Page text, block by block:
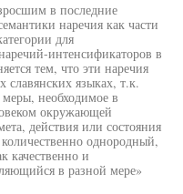
в последние
наречия как части
для
интенсификаторов в
тем, что эти наречия
славянских языках, т.к.
необходимое в
окружающей
действия или состояния
однородный,
качественно и
в разной мере»